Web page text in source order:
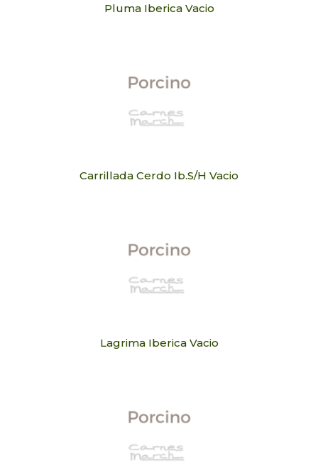
Pluma Iberica Vacio
Carrillada Cerdo Ib.S/H Vacio
Lagrima Iberica Vacio